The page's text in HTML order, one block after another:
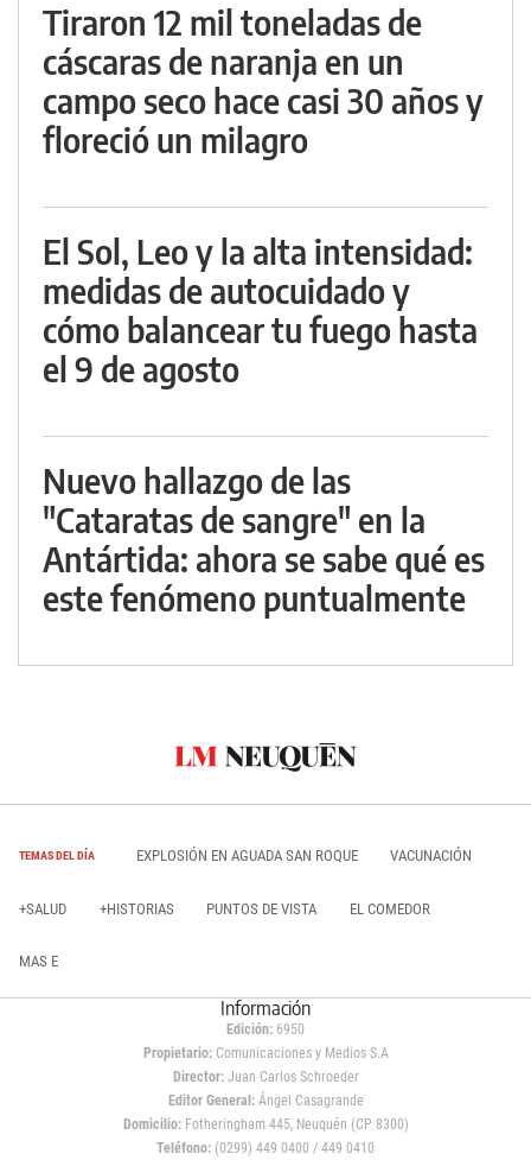
Tiraron 12 mil toneladas de
cáscaras de naranja en un
campo seco hace casi 30 años y
floreció un milagro
El Sol, Leo y la alta intensidad:
medidas de autocuidado y
cómo balancear tu fuego hasta
el 9 de agosto
Nuevo hallazgo de las
"Cataratas de sangre" en la
Antártida: ahora se sabe qué es
este fenómeno puntualmente
TEMAS DEL DÍA EXPLOSIÓN EN AGUADA SAN ROQUE VACUNACIÓN
+SALUD +HISTORIAS PUNTOS DE VISTA EL COMEDOR
MAS E
Información
Edición: 6950
Propietario:Comunicaciones y Medios S.A
Director: Juan Carlos Schroeder
Editor General:Ángel Casagrande
Domicilio:Fotheringham 445, Neuquén (CP 8300)
Teléfono: (0299) 449 0400 / 449 0410